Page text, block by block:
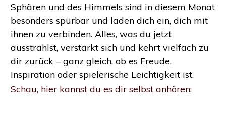
Sphären und des Himmels sind in diesem Monat
besonders spürbar und laden dich ein, dich mit
ihnen zu verbinden. Alles, was du jetzt
ausstrahlst, verstärkt sich und kehrt vielfach zu
dir zurück – ganz gleich, ob es Freude,
Inspiration oder spielerische Leichtigkeit ist.
Schau, hier kannst du es dir selbst anhören: